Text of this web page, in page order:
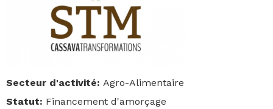
Secteur d'activité: Agro-Alimentaire
Statut: Financement d'amorçage